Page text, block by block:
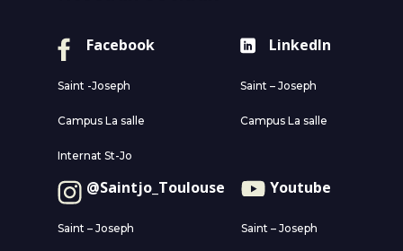
Facebook
Saint -Joseph
Campus La salle
Internat St-Jo
LinkedIn
Saint – Joseph
Campus La salle
@Saintjo_Toulouse
Saint – Joseph
Youtube
Saint – Joseph